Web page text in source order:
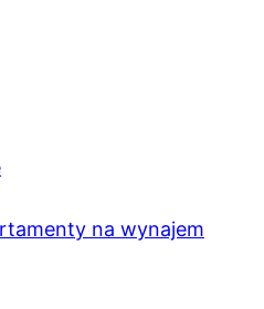
na wynajem